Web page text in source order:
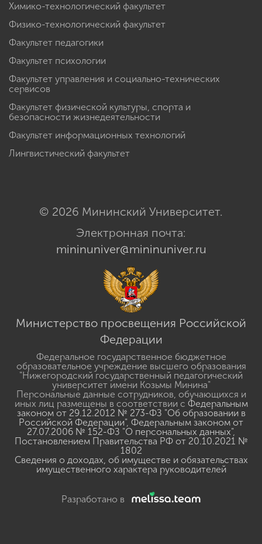
Химико-технологический факультет
Физико-технологический факультет
Факультет педагогики
Факультет психологии
Факультет управления и социально-технических
сервисов
Факультет физической культуры, спорта и
безопасности жизнедеятельности
Факультет информационных технологий
Лингвистический факультет
© 2026 Мининский Университет.
Электронная почта:
mininuniver@mininuniver.ru
Министерство просвещения Российской
Федерации
Федеральное государственное бюджетное
образовательное учреждение высшего образования
"Нижегородский государственный педагогический
университет имени Козьмы Минина"
Персональные данные сотрудников, обучающихся и
иных лиц размещены в соответствии с Федеральным
законом от 29.12.2012 № 273-ФЗ "Об образовании в
Российской Федерации", Федеральным законом от
27.07.2006 № 152-ФЗ "О персональных данных",
Постановлением Правительства РФ от 20.10.2021 №
1802
Сведения о доходах, об имуществе и обязательствах
имущественного характера руководителей
Разработано в